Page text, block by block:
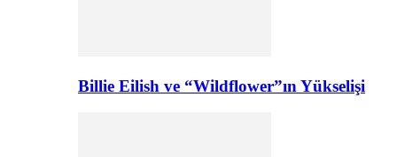
Billie Eilish ve “Wildflower”ın Yükselişi